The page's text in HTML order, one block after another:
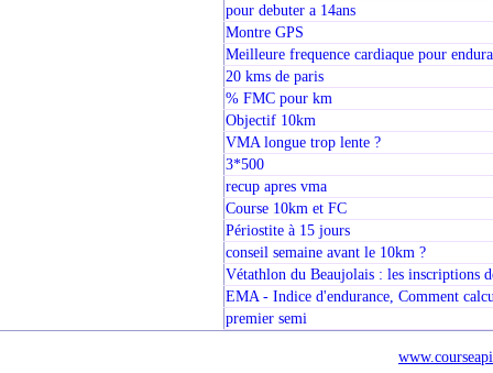
pour debuter a 14ans
Montre GPS
Meilleure frequence cardiaque pour
20 kms de paris
% FMC pour km
Objectif 10km
VMA longue trop lente ?
3*500
recup apres vma
Course 10km et FC
Périostite à 15 jours
conseil semaine avant le 10km ?
Vétathlon du Beaujolais : les inscriptions
EMA - Indice d'endurance, Comment
premier semi